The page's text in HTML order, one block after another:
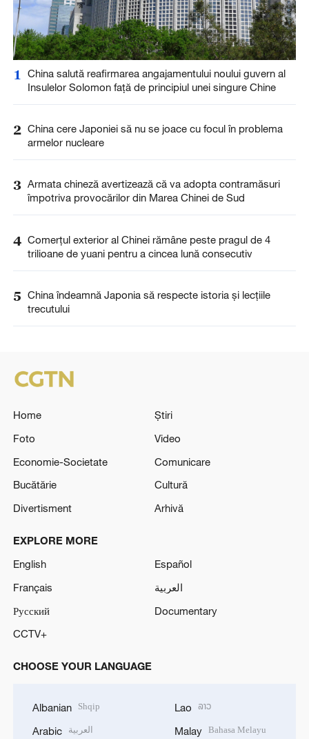
1
China salută reafirmarea angajamentului noului guvern al
Insulelor Solomon față de principiul unei singure Chine
2 China cere Japoniei să nu se joace cu focul în problema
armelor nucleare
3 Armata chineză avertizează că va adopta contramăsuri
împotriva provocărilor din Marea Chinei de Sud
4 Comerțul exterior al Chinei rămâne peste pragul de 4
trilioane de yuani pentru a cincea lună consecutiv
5 China îndeamnă Japonia să respecte istoria și lecțiile
trecutului
Home
Știri
Foto
Video
Economie-Societate
Comunicare
Bucătărie
Cultură
Divertisment
Arhivă
EXPLORE MORE
English
Español
Français
العربية
Русский
Documentary
CCTV+
CHOOSE YOUR LANGUAGE
Albanian Shqip
Arabic العربية
Lao ລາວ
Malay Bahasa Melayu